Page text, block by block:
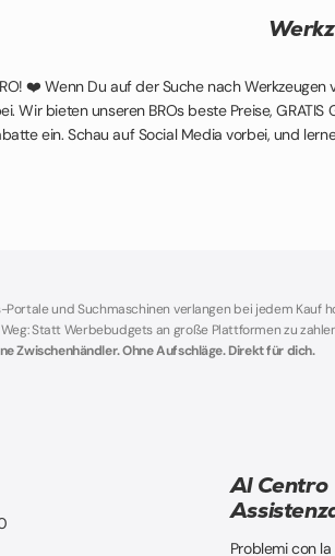
❤️ Wenn Du auf der Suche nach
Wir bieten unseren BROs beste Preise,
ein. Schau auf Social Media vorbei, und
Portale und Suchmaschinen verlangen bei jedem Kauf
Statt Werbebudgets an große Plattformen zu
Zwischenhändler. Ohne Aufschläge. Direkt für dich.
Al Centro
Problemi con